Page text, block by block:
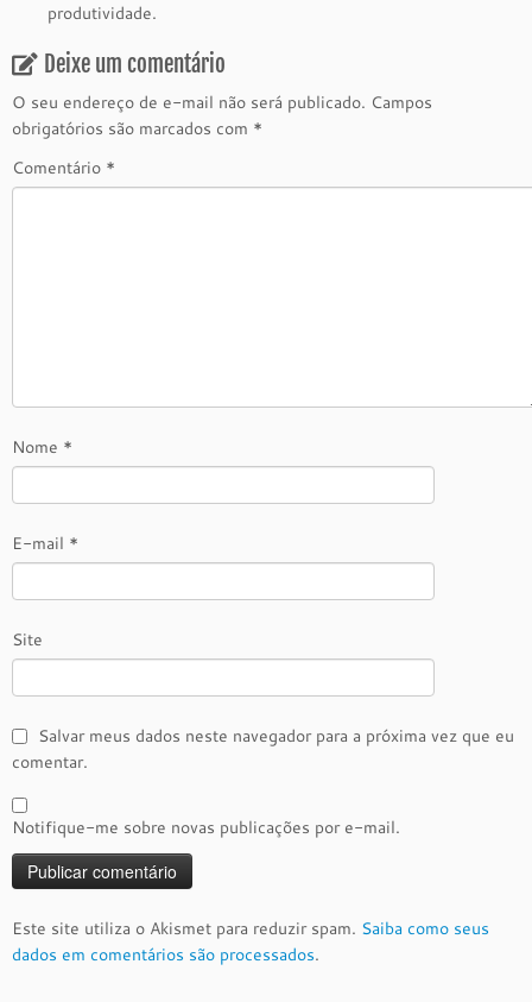
produtividade.
Deixe um comentário
O seu endereço de e-mail não será publicado. Campos
obrigatórios são marcados com *
Comentário *
Nome *
E-mail *
Site
Salvar meus dados neste navegador para a próxima vez que eu
comentar.
Notifique-me sobre novas publicações por e-mail.
Este site utiliza o Akismet para reduzir spam. Saiba como seus
dados em comentários são processados.